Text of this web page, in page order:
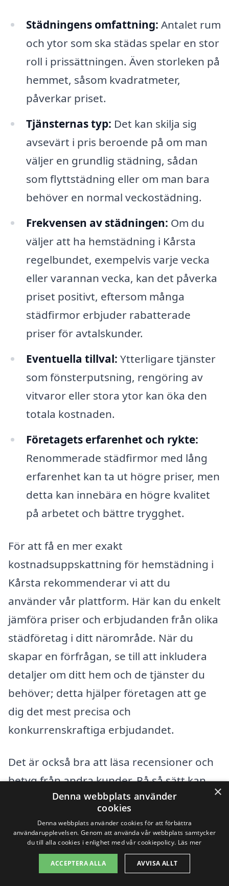
Städningens omfattning: Antalet rum
och ytor som ska städas spelar en stor
roll i prissättningen. Även storleken på
hemmet, såsom kvadratmeter,
påverkar priset.
Tjänsternas typ: Det kan skilja sig
avsevärt i pris beroende på om man
väljer en grundlig städning, sådan
som flyttstädning eller om man bara
behöver en normal veckostädning.
Frekvensen av städningen: Om du
väljer att ha hemstädning i Kårsta
regelbundet, exempelvis varje vecka
eller varannan vecka, kan det påverka
priset positivt, eftersom många
städfirmor erbjuder rabatterade
priser för avtalskunder.
Eventuella tillval: Ytterligare tjänster
som fönsterputsning, rengöring av
vitvaror eller stora ytor kan öka den
totala kostnaden.
Företagets erfarenhet och rykte:
Renommerade städfirmor med lång
erfarenhet kan ta ut högre priser, men
detta kan innebära en högre kvalitet
på arbetet och bättre trygghet.
För att få en mer exakt
kostnadsuppskattning för hemstädning i
Kårsta rekommenderar vi att du
använder vår plattform. Här kan du enkelt
jämföra priser och erbjudanden från olika
städföretag i ditt närområde. När du
skapar en förfrågan, se till att inkludera
detaljer om ditt hem och de tjänster du
behöver; detta hjälper företagen att ge
dig det mest precisa och
konkurrenskraftiga erbjudandet.
Det är också bra att läsa recensioner och
betyg från andra kunder. På så sätt kan
du få en bättre förståelse för vilken typ av
service företagen erbjuder och hur
pålitliga de är. Oavsett om det handlar om
engångsstädning eller en stående tjänst,
finns det många alternativ för
×
Denna webbplats använder
cookies
Denna webbplats använder cookies för att förbättra
användarupplevelsen. Genom att använda vår webbplats samtycker
du till alla cookies i enlighet med vår cookiepolicy. Läs mer
ACCEPTERA ALLA AVVISA ALLT